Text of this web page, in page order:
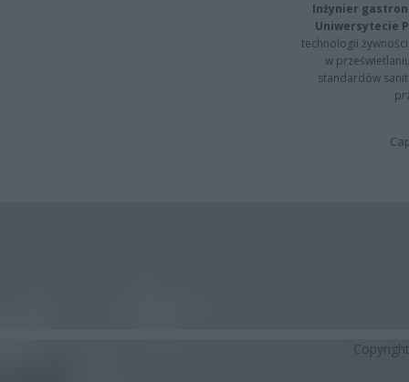
Inżynier
Uniwersytecie
technologii
w
standardów